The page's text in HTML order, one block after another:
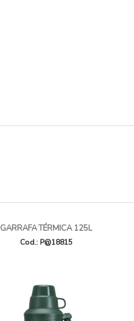
GARRAFA TÉRMICA 125L
Cod.: P@18815